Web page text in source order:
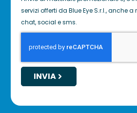
servizi offerti da Blue Eye S.r.l., anche
chat, social e sms.
INVIA